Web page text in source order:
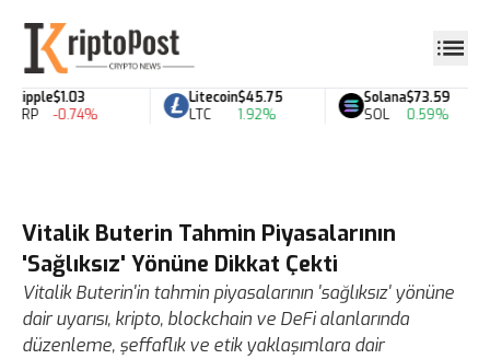
Ripple
XRP
$1.03
-0.74%
Litecoin
LTC
$45.75
1.92%
Solana
SOL
$73.59
0.59%
Vitalik Buterin Tahmin Piyasalarının
'Sağlıksız' Yönüne Dikkat Çekti
Vitalik Buterin'in tahmin piyasalarının 'sağlıksız' yönüne
dair uyarısı, kripto, blockchain ve DeFi alanlarında
düzenleme, şeffaflık ve etik yaklaşımlara dair